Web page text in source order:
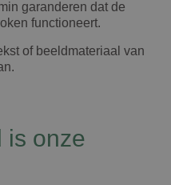
garanderen dat de
functioneert.
of beeldmateriaal van
is onze